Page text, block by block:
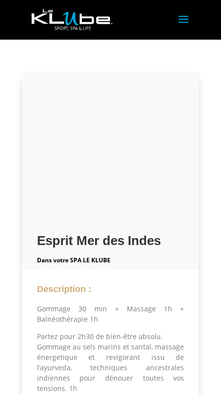
Esprit Mer des Indes
Dans votre SPA LE KLUBE
Description :
Gommage 30 min + Massage 1h +
Balnéothérapie 1h
Partez pour 2h30 de bien-être absolu.
Gommage au sels marins et santal, massage
énergetique et revigorant issu de
l’ayurveda, techniques ancestrales
indiennes pour dénouer toutes vos
tensions. 1h